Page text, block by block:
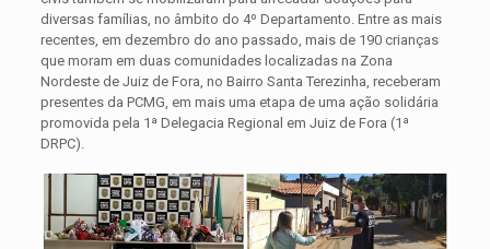
diversas famílias, no âmbito do 4º Departamento. Entre as mais
recentes, em dezembro do ano passado, mais de 190 crianças
que moram em duas comunidades localizadas na Zona
Nordeste de Juiz de Fora, no Bairro Santa Terezinha, receberam
presentes da PCMG, em mais uma etapa de uma ação solidária
promovida pela 1ª Delegacia Regional em Juiz de Fora (1ª
DRPC).